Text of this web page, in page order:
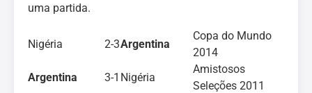
uma partida.
Nigéria 2-3Argentina
Copa do Mundo
2014
Argentina
3-1 Nigéria
Amistosos
Seleções 2011